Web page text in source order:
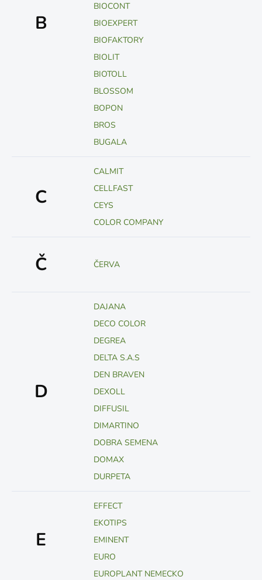
B
BIOCONT
BIOEXPERT
BIOFAKTORY
BIOLIT
BIOTOLL
BLOSSOM
BOPON
BROS
BUGALA
C
CALMIT
CELLFAST
CEYS
COLOR COMPANY
Č ČERVA
D
DAJANA
DECO COLOR
DEGREA
DELTA S.A.S
DEN BRAVEN
DEXOLL
DIFFUSIL
DIMARTINO
DOBRA SEMENA
DOMAX
DURPETA
E
EFFECT
EKOTIPS
EMINENT
EURO
EUROPLANT NEMECKO